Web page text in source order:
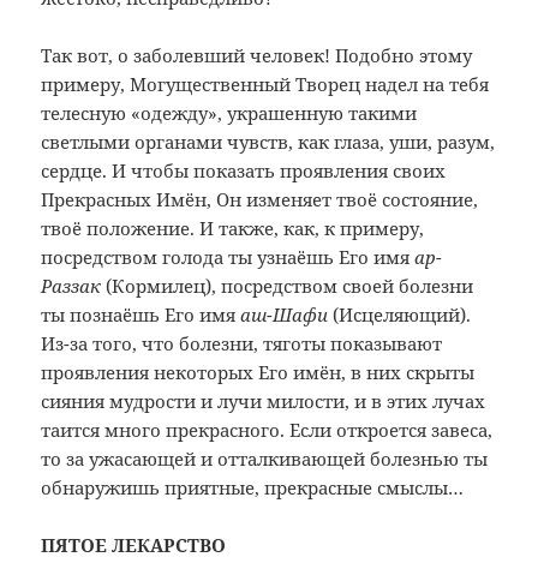
Так вот, о заболевший человек! Подобно этому
примеру, Могущественный Творец надел на тебя
телесную «одежду», украшенную такими
светлыми органами чувств, как глаза, уши, разум,
сердце. И чтобы показать проявления своих
Прекрасных Имён, Он изменяет твоё состояние,
твоё положение. И также, как, к примеру,
посредством голода ты узнаёшь Его имяар-
Раззак (Кормилец), посредством своей болезни
ты познаёшь Его имя аш-Шафи (Исцеляющий).
Из-за того, что болезни, тяготы показывают
проявления некоторых Его имён, в них скрыты
сияния мудрости и лучи милости, и в этих лучах
таится много прекрасного. Если откроется завеса,
то за ужасающей и отталкивающей болезнью ты
обнаружишь приятные, прекрасные смыслы…
ПЯТОЕ ЛЕКАРСТВО